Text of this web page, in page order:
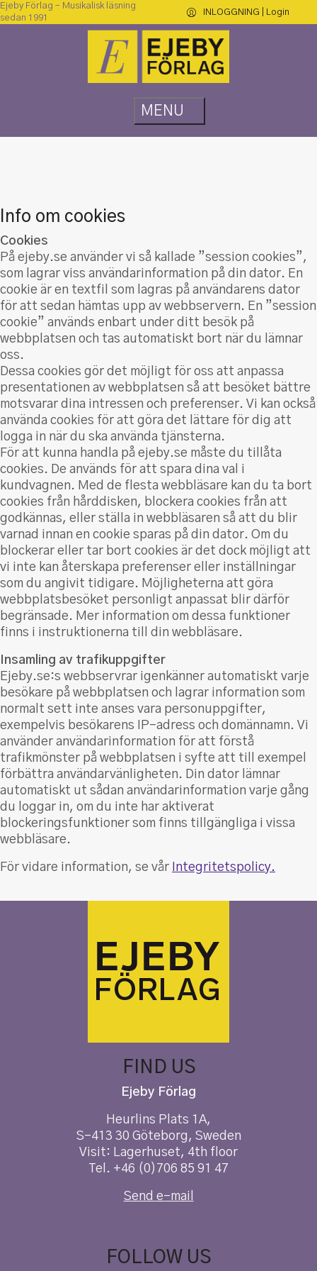
Ejeby Förlag – Musikalisk läsning
sedan 1991
INLOGGNING | Login
Info om cookies
Cookies
På ejeby.se använder vi så kallade ”session cookies”,
som lagrar viss användarinformation på din dator. En
cookie är en textfil som lagras på användarens dator
för att sedan hämtas upp av webbservern. En ”session
cookie” används enbart under ditt besök på
webbplatsen och tas automatiskt bort när du lämnar
oss.
Dessa cookies gör det möjligt för oss att anpassa
presentationen av webbplatsen så att besöket bättre
motsvarar dina intressen och preferenser. Vi kan också
använda cookies för att göra det lättare för dig att
logga in när du ska använda tjänsterna.
För att kunna handla på ejeby.se måste du tillåta
cookies. De används för att spara dina val i
kundvagnen. Med de flesta webbläsare kan du ta bort
cookies från hårddisken, blockera cookies från att
godkännas, eller ställa in webbläsaren så att du blir
varnad innan en cookie sparas på din dator. Om du
blockerar eller tar bort cookies är det dock möjligt att
vi inte kan återskapa preferenser eller inställningar
som du angivit tidigare. Möjligheterna att göra
webbplatsbesöket personligt anpassat blir därför
begränsade. Mer information om dessa funktioner
finns i instruktionerna till din webbläsare.
Insamling av trafikuppgifter
Ejeby.se:s webbservrar igenkänner automatiskt varje
besökare på webbplatsen och lagrar information som
normalt sett inte anses vara personuppgifter,
exempelvis besökarens IP-adress och domännamn. Vi
använder användarinformation för att förstå
trafikmönster på webbplatsen i syfte att till exempel
förbättra användarvänligheten. Din dator lämnar
automatiskt ut sådan användarinformation varje gång
du loggar in, om du inte har aktiverat
blockeringsfunktioner som finns tillgängliga i vissa
webbläsare.
För vidare information, se vår Integritetspolicy.
FIND US
Ejeby Förlag
Heurlins Plats 1A,
S-413 30 Göteborg, Sweden
Visit: Lagerhuset, 4th floor
Tel. +46 (0)706 85 91 47
Send e-mail
FOLLOW US